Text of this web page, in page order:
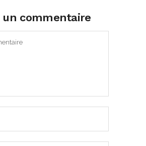
un commentaire